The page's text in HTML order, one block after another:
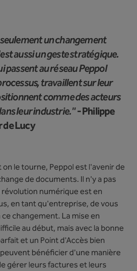
un changement
aussi un geste stratégique.
passent au réseau Peppol
travaillent sur leur
comme des acteurs
leur industrie."- Philippe
Lucy
le tourne, Peppol est l'avenir de
de documents. Il n'y a pas
numérique est en
en tant qu'entreprise, de vous
changement. La mise en
au début, mais avec la bonne
et un Point d'Accès bien
bénéficier d'une manière
gérer leurs factures et leurs